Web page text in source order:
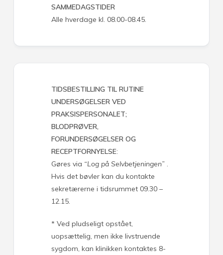
SAMMEDAGSTIDER
Alle hverdage kl. 08.00-08.45.
TIDSBESTILLING TIL RUTINE
UNDERSØGELSER VED
PRAKSISPERSONALET;
BLODPRØVER,
FORUNDERSØGELSER OG
RECEPTFORNYELSE:
Gøres via “Log på Selvbetjeningen”.
Hvis det bøvler kan du kontakte
sekretærerne i tidsrummet 09.30 –
12.15.
* Ved pludseligt opstået,
uopsættelig, men ikke livstruende
sygdom, kan klinikken kontaktes 8-